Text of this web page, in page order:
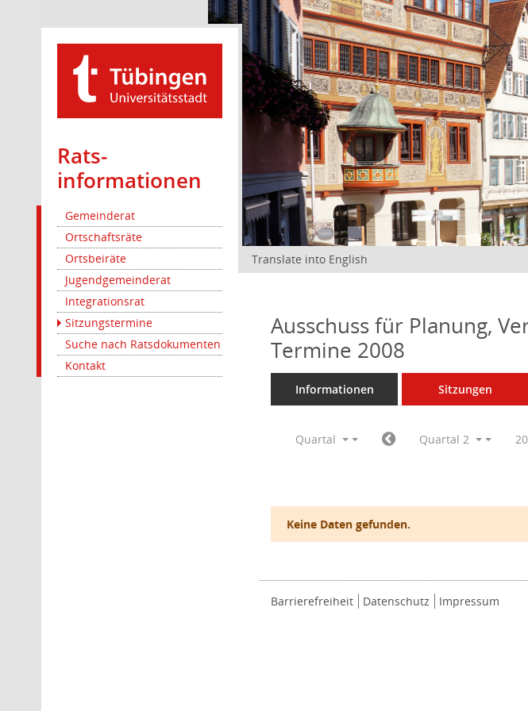
Rats­
informationen
Gemeinderat
Ortschaftsräte
Ortsbeiräte
Jugendgemeinderat
Integrationsrat
Sitzungstermine
Suche nach Ratsdokumenten
Kontakt
Translate into English
Ausschuss für Planung,
Termine 2008
Informationen Sitzungen
Quartal Quartal 2
Keine Daten gefunden.
Barrierefreiheit Datenschutz Impressum